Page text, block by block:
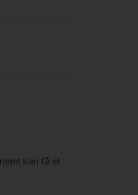
kan få et